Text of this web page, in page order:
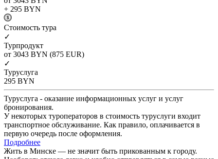
+ 295 BYN
Cтоимость тура
✓
Турпродукт
от 3043 BYN (875 EUR)
✓
Туруслуга
295 BYN
Туруслуга - оказание информационных услуг и услуг
бронирования.
У некоторых туроператоров в стоимость туруслуги входит
транспортное обслуживание. Как правило, оплачивается в
первую очередь после оформления.
Подробнее
Жить в Минске — не значит быть прикованным к городу.